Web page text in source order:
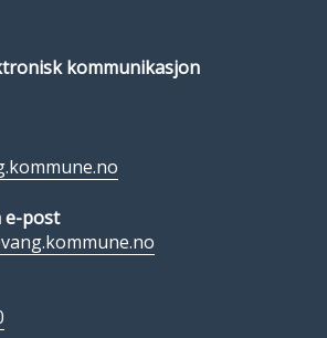
kommunikasjon
e-post